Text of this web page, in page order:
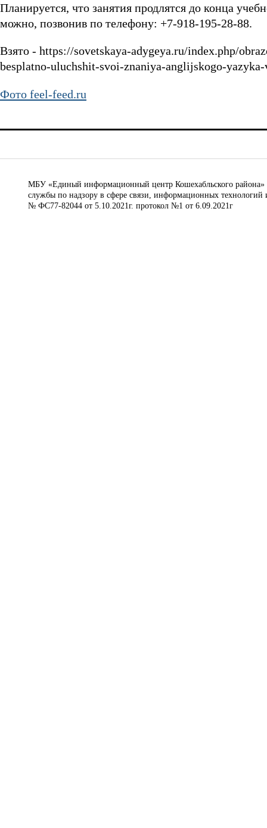
Планируется, что занятия продлятся до конца
можно, позвонив по телефону: +7-918-195-28-88.
Взято - https://sovetskaya-adygeya.ru/index.php/
besplatno-uluchshit-svoi-znaniya-anglijskogo-
Фото feel-feed.ru
МБУ «Единый информационный центр Кошехабльского района»
службы по надзору в сфере связи, информационных
№ ФС77-82044 от 5.10.2021г. протокол №1 от 6.09.2021г